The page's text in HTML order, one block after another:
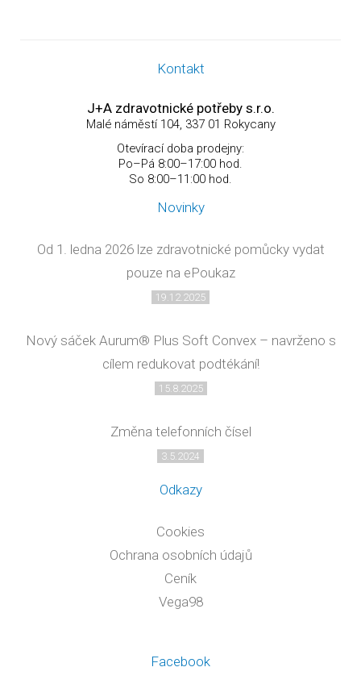
Kontakt
J+A zdravotnické potřeby s.r.o.
Malé náměstí 104, 337 01 Rokycany
Otevírací doba prodejny:
Po–Pá 8:00–17:00 hod.
So 8:00–11:00 hod.
Novinky
Od 1. ledna 2026 lze zdravotnické pomůcky vydat
pouze na ePoukaz
19.12.2025
Nový sáček Aurum® Plus Soft Convex – navrženo s
cílem redukovat podtékání!
15.8.2025
Změna telefonních čísel
3.5.2024
Odkazy
Cookies
Ochrana osobních údajů
Ceník
Vega98
Facebook